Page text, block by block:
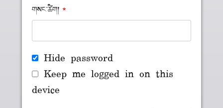
གསང་ཚིག།
Hide password
Keep me logged in on this
device